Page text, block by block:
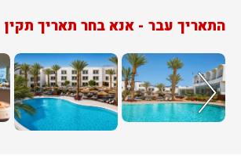
התאריך עבר - אנא בחר תאריך תקין
הוטלס
אליך
בשעות
הפעילות